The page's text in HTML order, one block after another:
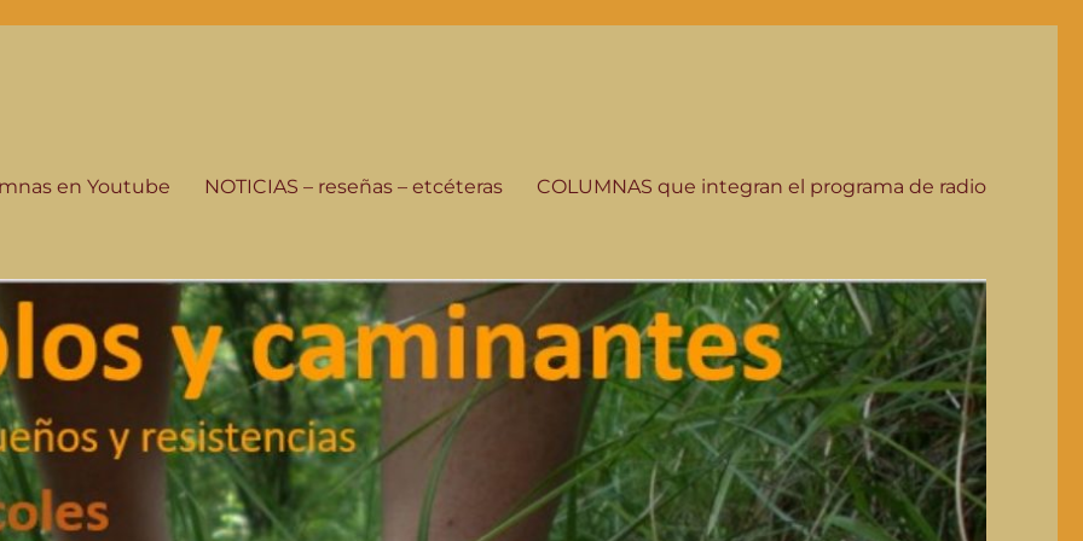
en Youtube NOTICIAS – reseñas – etcéteras COLUMNAS que integran el programa de radio